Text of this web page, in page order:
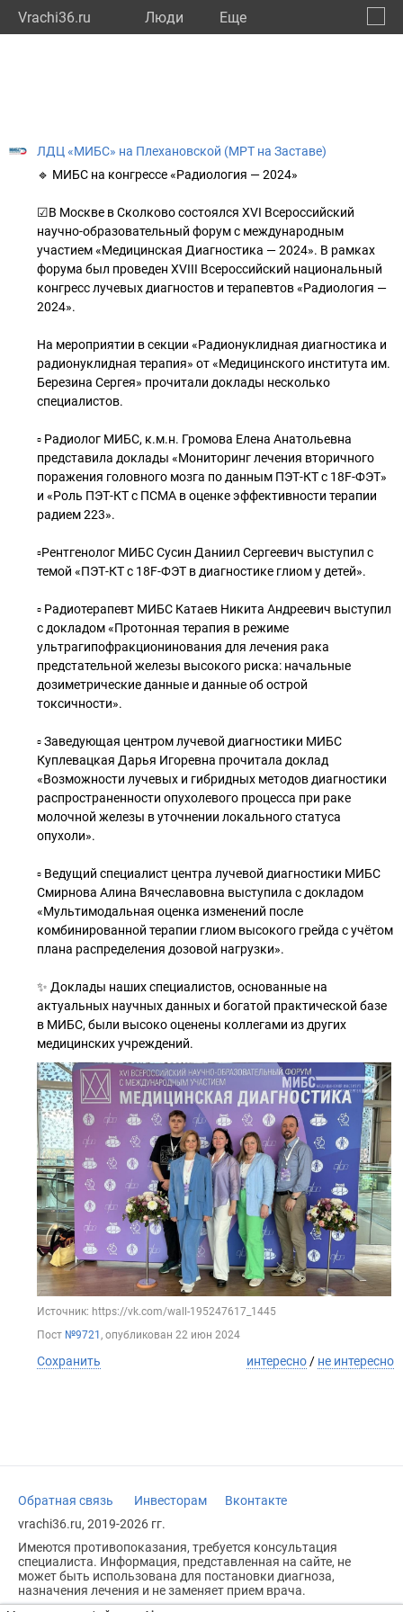
Vrachi36.ru Люди Eще
ЛДЦ «МИБС» на Плехановской (МРТ на Заставе)
🔹 МИБС на конгрессе «Радиология — 2024»
☑В Москве в Сколково состоялся ХVI Всероссийский
научно-образовательный форум с международным
участием «Медицинская Диагностика — 2024». В рамках
форума был проведен XVIII Всероссийский национальный
конгресс лучевых диагностов и терапевтов «Радиология —
2024».
На мероприятии в секции «Радионуклидная диагностика и
радионуклидная терапия» от «Медицинского института им.
Березина Сергея» прочитали доклады несколько
специалистов.
▫ Радиолог МИБС, к.м.н. Громова Елена Анатольевна
представила доклады «Мониторинг лечения вторичного
поражения головного мозга по данным ПЭТ-КТ с 18F-ФЭТ»
и «Роль ПЭТ-КТ с ПСМА в оценке эффективности терапии
радием 223».
▫Рентгенолог МИБС Сусин Даниил Сергеевич выступил с
темой «ПЭТ-КТ с 18F-ФЭТ в диагностике глиом у детей».
▫ Радиотерапевт МИБС Катаев Никита Андреевич выступил
с докладом «Протонная терапия в режиме
ультрагипофракционинования для лечения рака
предстательной железы высокого риска: начальные
дозиметрические данные и данные об острой
токсичности».
▫ Заведующая центром лучевой диагностики МИБС
Куплевацкая Дарья Игоревна прочитала доклад
«Возможности лучевых и гибридных методов диагностики
распространенности опухолевого процесса при раке
молочной железы в уточнении локального статуса
опухоли».
▫ Ведущий специалист центра лучевой диагностики МИБС
Смирнова Алина Вячеславовна выступила с докладом
«Мультимодальная оценка изменений после
комбинированной терапии глиом высокого грейда с учётом
плана распределения дозовой нагрузки».
✨ Доклады наших специалистов, основанные на
актуальных научных данных и богатой практической базе
в МИБС, были высоко оценены коллегами из других
медицинских учреждений.
Источник: https://vk.com/wall-195247617_1445
Пост №9721 , опубликован 22 июн 2024
Сохранить интересно / не интересно
Обратная связь Инвесторам
Вконтакте
vrachi36.ru, 2019-2026 гг.
Имеются противопоказания, требуется консультация
специалиста. Информация, представленная на сайте, не
может быть использована для постановки диагноза,
назначения лечения и не заменяет прием врача.